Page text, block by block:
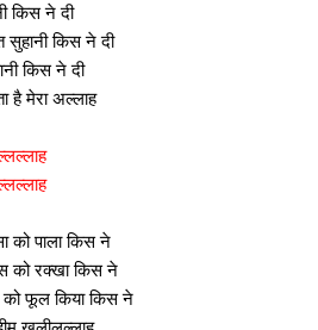
किस ने दी
सुहानी किस ने दी
किस ने दी
है मेरा अल्लाह
को पाला किस ने
को रक्खा किस ने
फूल किया किस ने